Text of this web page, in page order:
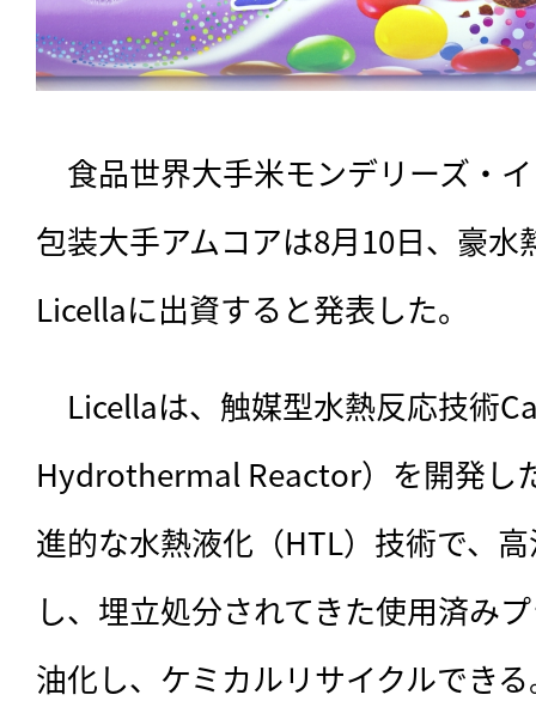
食品世界大手米モンデリーズ・
包装大手アムコアは8月10日、豪水
Licellaに出資すると発表した。
Licellaは、 触媒型水熱反応技術
Hydrothermal Reactor）を開発し
進的な水熱液化（HTL）技術で、
し、埋立処分されてきた使用済み
油化し、ケミカルリサイクルでき